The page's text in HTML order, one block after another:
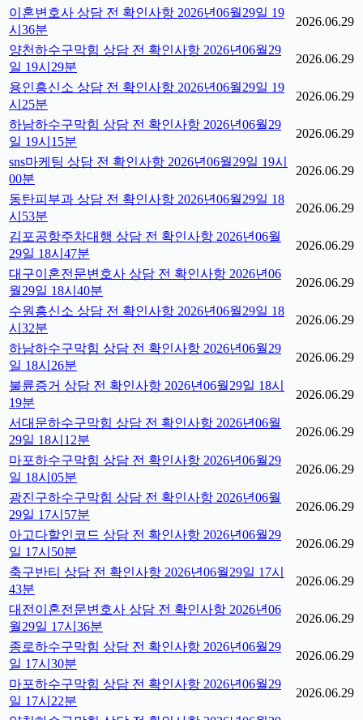
이혼변호사 상담 전 확인사항 2026년06월29일 19
시36분
2026.06.29
양천하수구막힘 상담 전 확인사항 2026년06월29
일 19시29분
2026.06.29
용인흥신소 상담 전 확인사항 2026년06월29일 19
시25분
2026.06.29
하남하수구막힘 상담 전 확인사항 2026년06월29
일 19시15분
2026.06.29
sns마케팅 상담 전 확인사항 2026년06월29일 19시
00분
2026.06.29
동탄피부과 상담 전 확인사항 2026년06월29일 18
시53분
2026.06.29
김포공항주차대행 상담 전 확인사항 2026년06월
29일 18시47분
2026.06.29
대구이혼전문변호사 상담 전 확인사항 2026년06
월29일 18시40분
2026.06.29
수원흥신소 상담 전 확인사항 2026년06월29일 18
시32분
2026.06.29
하남하수구막힘 상담 전 확인사항 2026년06월29
일 18시26분
2026.06.29
불륜증거 상담 전 확인사항 2026년06월29일 18시
19분
2026.06.29
서대문하수구막힘 상담 전 확인사항 2026년06월
29일 18시12분
2026.06.29
마포하수구막힘 상담 전 확인사항 2026년06월29
일 18시05분
2026.06.29
광진구하수구막힘 상담 전 확인사항 2026년06월
29일 17시57분
2026.06.29
아고다할인코드 상담 전 확인사항 2026년06월29
일 17시50분
2026.06.29
축구반티 상담 전 확인사항 2026년06월29일 17시
43분
2026.06.29
대전이혼전문변호사 상담 전 확인사항 2026년06
월29일 17시36분
2026.06.29
종로하수구막힘 상담 전 확인사항 2026년06월29
일 17시30분
2026.06.29
마포하수구막힘 상담 전 확인사항 2026년06월29
일 17시22분
2026.06.29